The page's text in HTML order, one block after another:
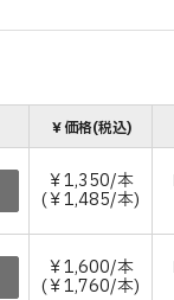
￥価格(税込)
￥1,350/本
(￥1,485/本)
￥1,600/本
(￥1,760/本)